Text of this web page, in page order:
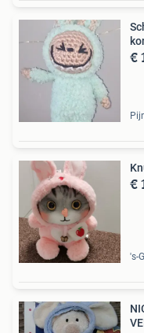
€
€
's-